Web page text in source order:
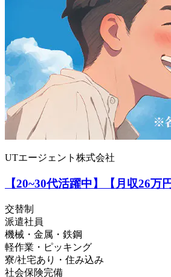
UTエージェント株式会社
【20~30代活躍中】【月収26
交替制
派遣社員
機械・金属・鉄鋼
軽作業・ピッキング
寮/社宅あり・住み込み
社会保険完備